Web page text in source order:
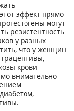
эффект прямо
могут
резистентность
у разных
что у женщин
крови
внимательно